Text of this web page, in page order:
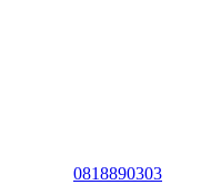
0818890303